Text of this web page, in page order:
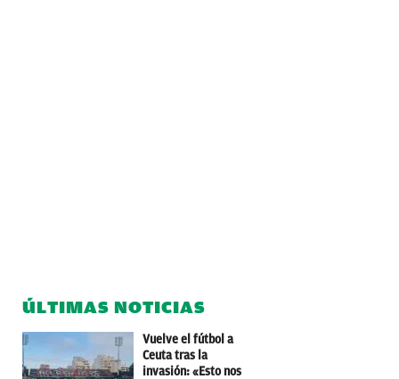
ÚLTIMAS NOTICIAS
Vuelve el fútbol a
Ceuta tras la
invasión: «Esto nos